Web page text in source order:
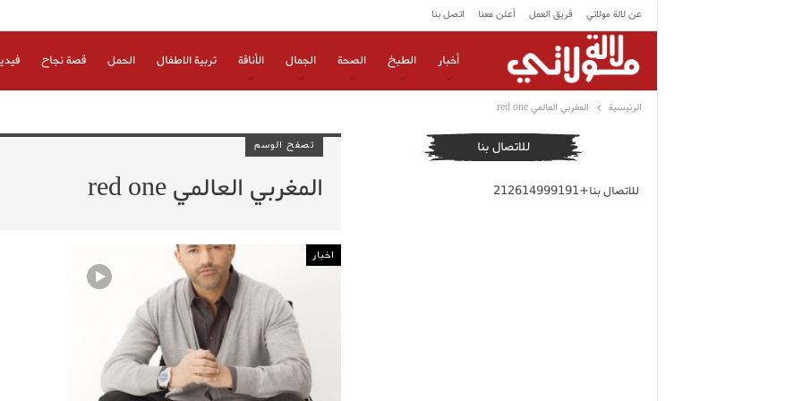
عن لالة مولاتي فريق العمل أعلن معنا اتصل بنا
أخبار الطبخ الصحة الجمال الأناقة تربية الاطفال الحمل قصة نجاح
الرئيسية المغربي العالمي red one
تصفح الوسم
المغربي العالمي red one
اخبار
للاتصال بنا
للاتصال بنا+212614999191